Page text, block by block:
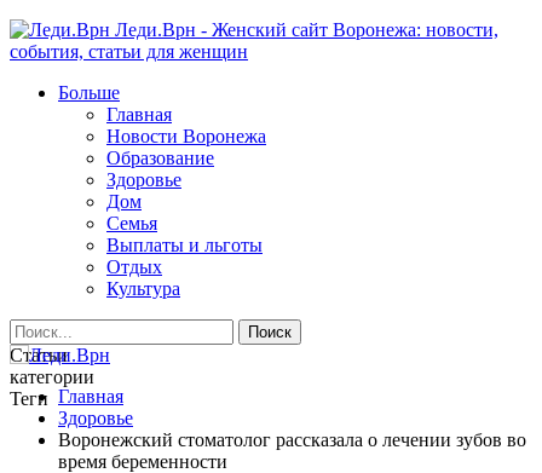
Леди.Врн - Женский сайт Воронежа: новости,
события, статьи для женщин
Больше
Главная
Новости Воронежа
Образование
Здоровье
Дом
Семья
Выплаты и льготы
Отдых
Культура
Статьи
категории
Теги Главная
Здоровье
Воронежский стоматолог рассказала о лечении зубов во
время беременности